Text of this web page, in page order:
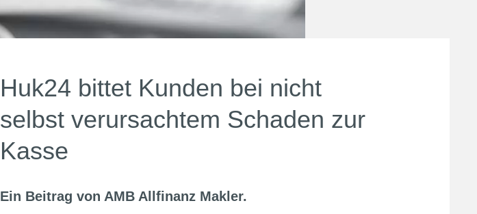
Huk24 bittet Kunden bei nicht
selbst verursachtem Schaden zur
Kasse
Ein Beitrag von AMB Allfinanz Makler.